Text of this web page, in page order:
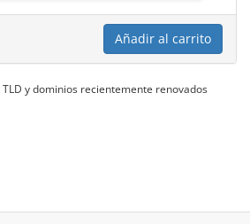
Añadir al carrito
y dominios recientemente renovados